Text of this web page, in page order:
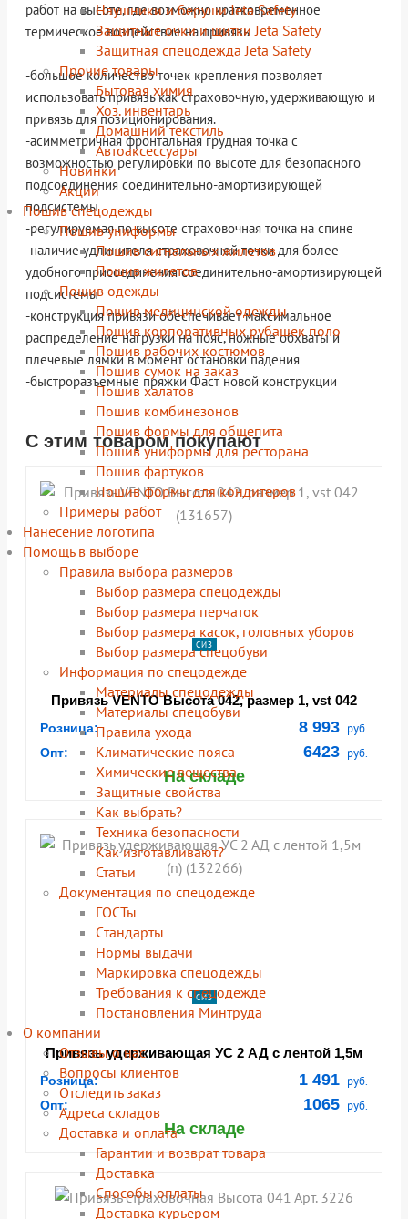
Наушники и беруши Jeta Safety
Защитные очки и щитки Jeta Safety
Защитная спецодежда Jeta Safety
Прочие товары
Бытовая химия
Хоз. инвентарь
Домашний текстиль
Автоаксессуары
Новинки
Акции
Пошив спецодежды
Пошив униформы
Пошив сигнальных жилетов
Пошив жилетов
Пошив одежды
Пошив медицинской одежды
Пошив корпоративных рубашек поло
Пошив рабочих костюмов
Пошив сумок на заказ
Пошив халатов
Пошив комбинезонов
Пошив формы для общепита
Пошив униформы для ресторана
Пошив фартуков
Пошив формы для кондитеров
Примеры работ
Нанесение логотипа
Помощь в выборе
Правила выбора размеров
Выбор размера спецодежды
Выбор размера перчаток
Выбор размера касок, головных уборов
Выбор размера спецобуви
Информация по спецодежде
Материалы спецодежды
Материалы спецобуви
Правила ухода
Климатические пояса
Химические вещества
Защитные свойства
Как выбрать?
Техника безопасности
Как изготавливают?
Статьи
Документация по спецодежде
ГОСТы
Cтандарты
Нормы выдачи
Маркировка спецодежды
Требования к спецодежде
Постановления Минтруда
О компании
Отзывы о нас
Вопросы клиентов
Отследить заказ
Адреса складов
Доставка и оплата
Гарантии и возврат товара
Доставка
Способы оплаты
Доставка курьером
работ на высоте, где возможно кратковременное
термическое воздействие на привязь
-большое количество точек крепления позволяет
использовать привязь как страховочную, удерживающую и
привязь для позиционирования.
-асимметричная фронтальная грудная точка с
возможностью регулировки по высоте для безопасного
подсоединения соединительно-амортизирующей
подсистемы
-регулируемая по высоте страховочная точка на спине
-наличие удлинителя страховочной точки для более
удобного присоединения соединительно-амортизирующей
подсистемы
-конструкция привязи обеспечивает максимальное
распределение нагрузки на пояс, ножные обхваты и
плечевые лямки в момент остановки падения
-быстроразъемные пряжки Фаст новой конструкции
С этим товаром покупают
shopping_cart В КОРЗИНУ
navigate_next
ПОДРОБНЕЕ
СИЗ
Привязь VENTO Высота 042, размер 1, vst 042
(131657)
Розница: 8 993 руб.
Опт: 6423 руб.
На складе
shopping_cart В КОРЗИНУ
navigate_next
ПОДРОБНЕЕ
СИЗ
Привязь удерживающая УС 2 АД с лентой 1,5м
(n) (132266)
Розница: 1 491 руб.
Опт: 1065 руб.
На складе
shopping_cart В КОРЗИНУ
navigate_next
ПОДРОБНЕЕ
shopping_cart В КОРЗИНУ
navigate_next
ПОДРОБНЕЕ
shopping_cart В КОРЗИНУ
navigate_next
ПОДРОБНЕЕ
shopping_cart В КОРЗИНУ
navigate_next
ПОДРОБНЕЕ
shopping_cart В КОРЗИНУ
navigate_next
ПОДРОБНЕЕ
shopping_cart В КОРЗИНУ
navigate_next
ПОДРОБНЕЕ